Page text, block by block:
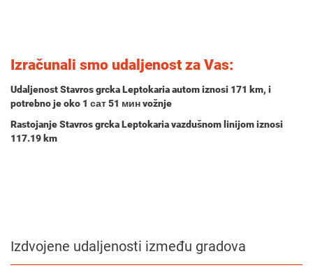
Izračunali smo udaljenost za Vas:
Udaljenost Stavros grcka Leptokaria autom iznosi 171 km, i
potrebno je oko 1 сат 51 минvožnje
Rastojanje Stavros grcka Leptokaria vazdušnom linijom iznosi
117.19 km
Izdvojene udaljenosti između gradova